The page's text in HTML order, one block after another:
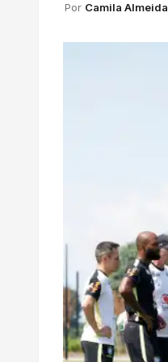
Por Camila Almeida